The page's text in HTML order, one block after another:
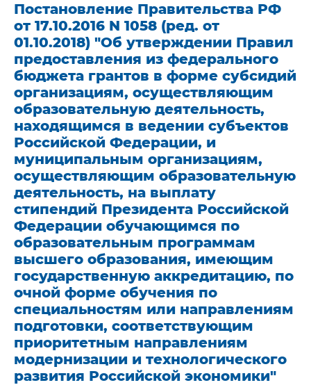
Постановление Правительства РФ
от 17.10.2016 N 1058 (ред. от
01.10.2018) "Об утверждении Правил
предоставления из федерального
бюджета грантов в форме субсидий
организациям, осуществляющим
образовательную деятельность,
находящимся в ведении субъектов
Российской Федерации, и
муниципальным организациям,
осуществляющим образовательную
деятельность, на выплату
стипендий Президента Российской
Федерации обучающимся по
образовательным программам
высшего образования, имеющим
государственную аккредитацию, по
очной форме обучения по
специальностям или направлениям
подготовки, соответствующим
приоритетным направлениям
модернизации и технологического
развития Российской экономики"